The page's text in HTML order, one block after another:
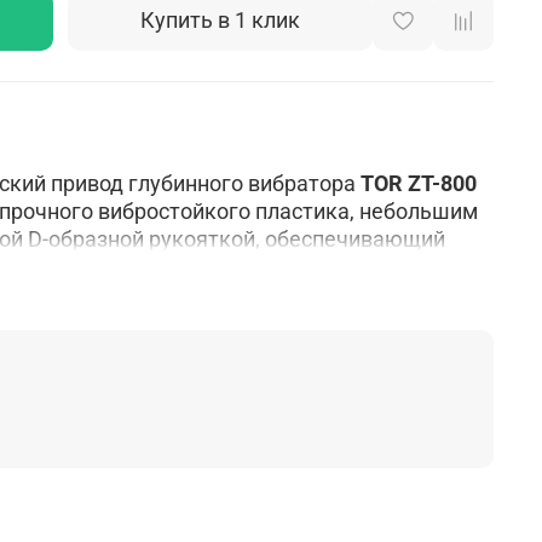
Купить в 1 клик
привод глубинного вибратора TOR ZT-800
вибростойкого пластика, небольшим
D-образной рукояткой, обеспечивающий
Надежный двигатель 800 Вт с медной
вала и наконечника, вы можете